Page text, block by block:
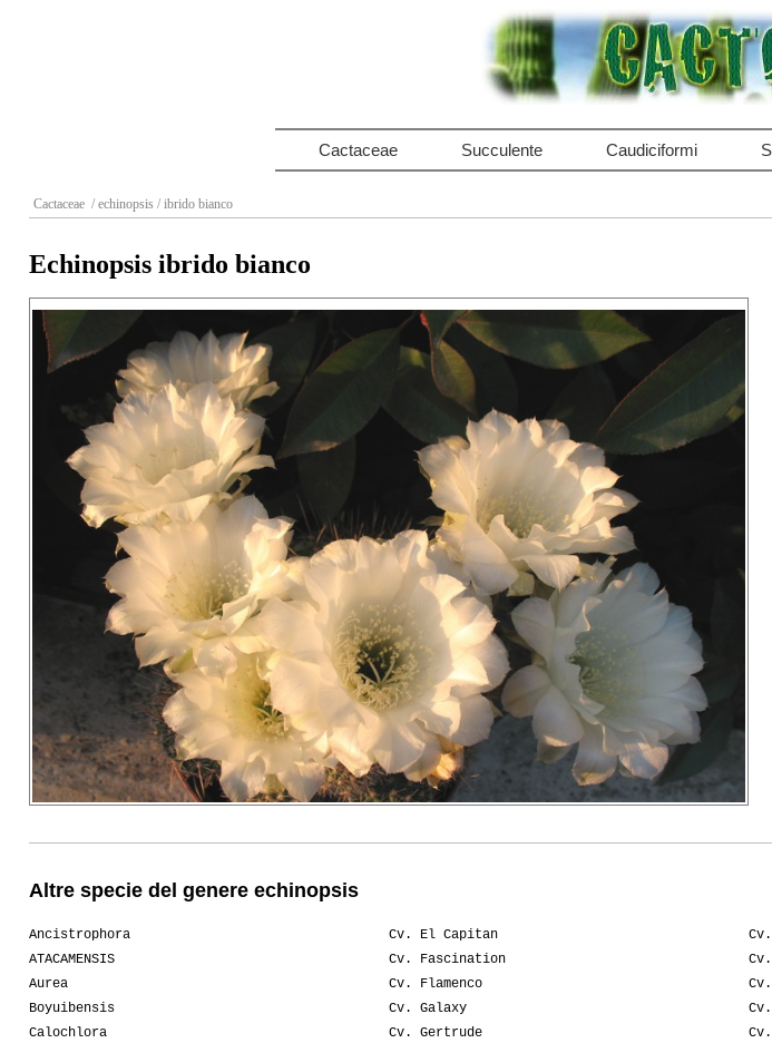
Cactaceae Succulente Caudiciformi
Cactaceae / echinopsis / ibrido bianco
Echinopsis ibrido bianco
Altre specie del genere echinopsis
Ancistrophora
ATACAMENSIS
Aurea
Boyuibensis
Calochlora
Cv. El Capitan
Cv. Fascination
Cv. Flamenco
Cv. Galaxy
Cv. Gertrude